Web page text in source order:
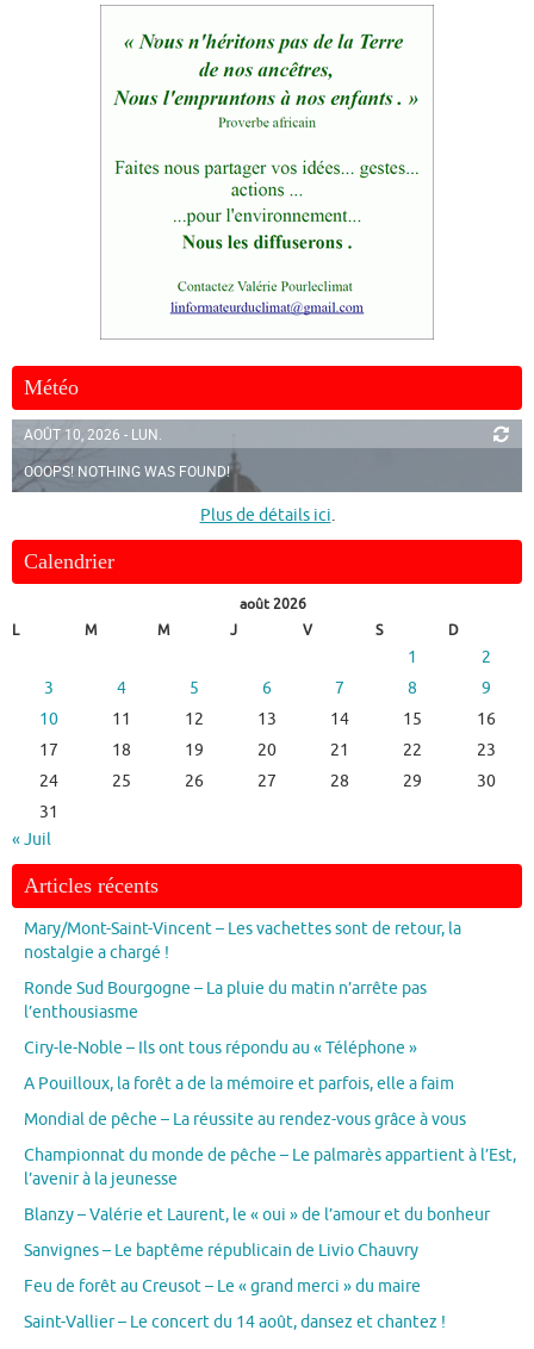
Météo
AOÛT 10, 2026 - LUN.
OOOPS! NOTHING WAS FOUND!
Plus de détails ici.
Calendrier
août 2026
L
M M J V S D
1
2
3
4 5 6 7 8
9
10
11 12 13 14 15
16
17
18 19 20 21 22
23
24
25 26 27 28 29
30
31
« Juil
Articles récents
Mary/Mont-Saint-Vincent – Les vachettes sont de retour, la
nostalgie a chargé !
Ronde Sud Bourgogne – La pluie du matin n’arrête pas
l’enthousiasme
Ciry-le-Noble – Ils ont tous répondu au « Téléphone »
A Pouilloux, la forêt a de la mémoire et parfois, elle a faim
Mondial de pêche – La réussite au rendez-vous grâce à vous
Championnat du monde de pêche – Le palmarès appartient à l’Est,
l’avenir à la jeunesse
Blanzy – Valérie et Laurent, le « oui » de l’amour et du bonheur
Sanvignes – Le baptême républicain de Livio Chauvry
Feu de forêt au Creusot – Le « grand merci » du maire
Saint-Vallier – Le concert du 14 août, dansez et chantez !